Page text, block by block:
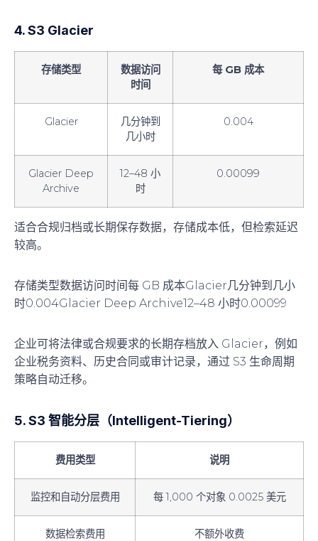
4. S3 Glacier
存储类型
数据访问
时间
每 GB 成本
Glacier
几分钟到
几小时
0.004
Glacier Deep
Archive
12–48 小
时
0.00099
适合合规归档或长期保存数据，存储成本低，但检索延迟
较高。
存储类型数据访问时间每 GB 成本Glacier几分钟到几小
时0.004Glacier Deep Archive12–48 小时0.00099
企业可将法律或合规要求的长期存档放入 Glacier，例如
企业税务资料、历史合同或审计记录，通过 S3 生命周期
策略自动迁移。
5. S3 智能分层（Intelligent-Tiering）
费用类型 说明
监控和自动分层费用 每 1,000 个对象 0.0025 美元
数据检索费用 不额外收费